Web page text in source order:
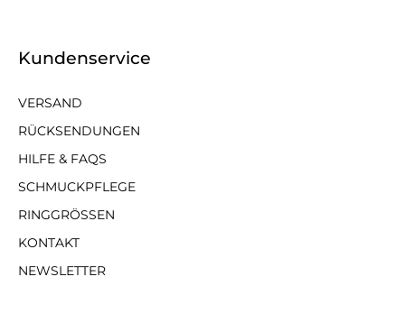
Kundenservice
VERSAND
RÜCKSENDUNGEN
HILFE & FAQS
SCHMUCKPFLEGE
RINGGRÖSSEN
KONTAKT
NEWSLETTER